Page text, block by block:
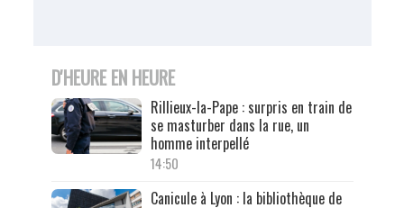
D'HEURE EN HEURE
Rillieux-la-Pape : surpris en train de
se masturber dans la rue, un
homme interpellé
14:50
Canicule à Lyon : la bibliothèque de